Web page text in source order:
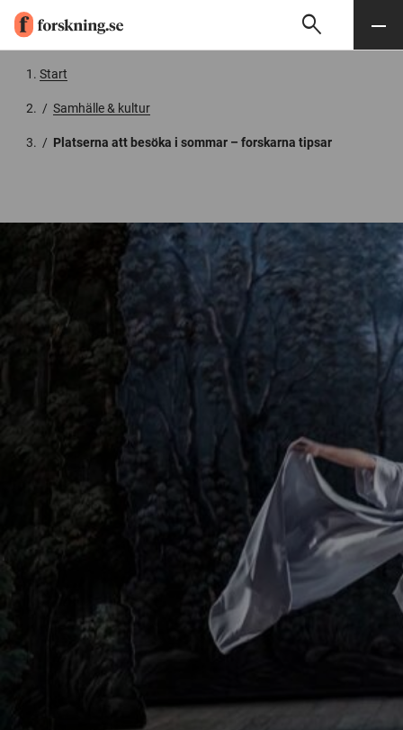
Söksearch Meny
Start
/ Samhälle & kultur
/ Platserna att besöka i sommar – forskarna tipsar